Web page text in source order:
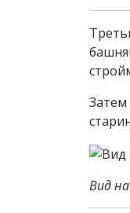
Затем
Вид